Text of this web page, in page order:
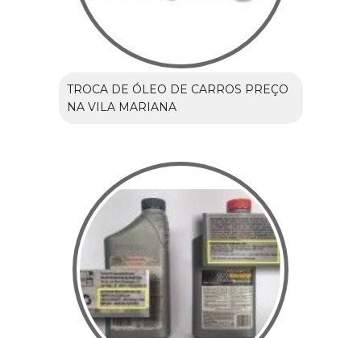
TROCA DE ÓLEO DE CARROS PREÇO
NA VILA MARIANA